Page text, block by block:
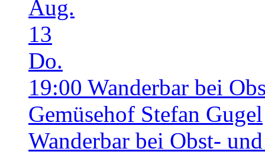
Aug.
13
Do.
19:00 Wanderbar bei
Gemüsehof Stefan Gugel
Wanderbar bei Obst-